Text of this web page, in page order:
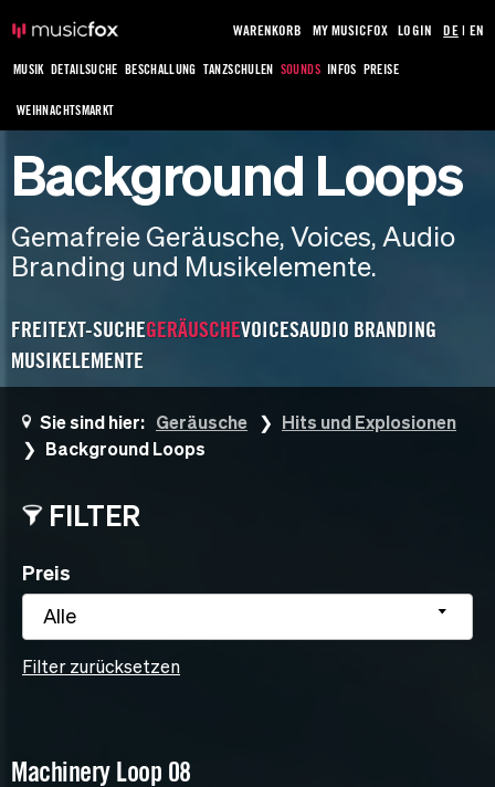
MUSIK DETAILSUCHE BESCHALLUNG TANZSCHULEN SOUNDS INFOS PREISE
WEIHNACHTSMARKT
WARENKORB MY MUSICFOX LOGIN DE| EN
Background Loops
Gemafreie Geräusche, Voices, Audio
Branding und Musikelemente.
FREITEXT-SUCHEGERÄUSCHEVOICESAUDIO BRANDING
MUSIKELEMENTE
Sie sind hier: Geräusche
Hits und Explosionen
Background Loops
FILTER
Preis
Alle
Filter zurücksetzen
Machinery Loop 08